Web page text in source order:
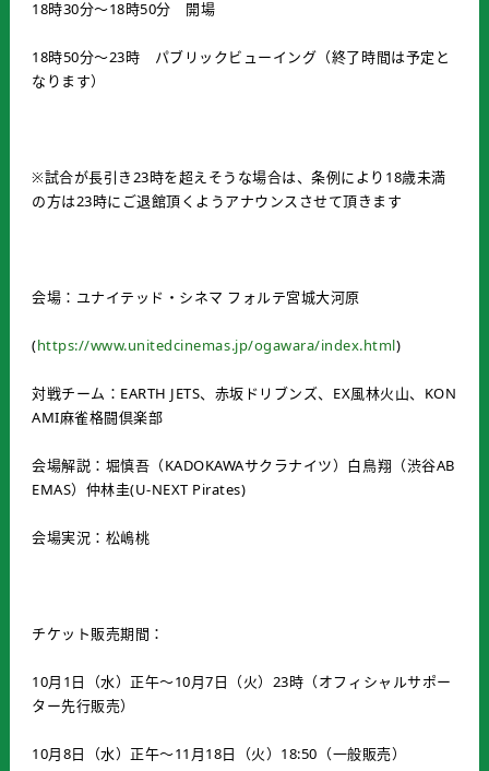
18時30分～18時50分 開場
18時50分～23時 パブリックビューイング（終了時間は予定と
なります）
※試合が長引き23時を超えそうな場合は、条例により18歳未満
の方は23時にご退館頂くようアナウンスさせて頂きます
会場：ユナイテッド・シネマ フォルテ宮城大河原
(https://www.unitedcinemas.jp/ogawara/index.html)
対戦チーム：EARTH JETS、赤坂ドリブンズ、EX風林火山、KON
AMI麻雀格闘倶楽部
会場解説：堀慎吾（KADOKAWAサクラナイツ）白鳥翔（渋谷AB
EMAS）仲林圭(U-NEXT Pirates)
会場実況：松嶋桃
チケット販売期間：
10月1日（水）正午～10月7日（火）23時（オフィシャルサポー
ター先行販売）
10月8日（水）正午～11月18日（火）18:50（一般販売）